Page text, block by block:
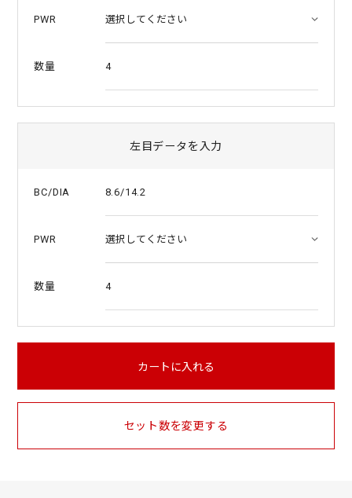
PWR
数量 4
左目データを入力
BC/DIA 8.6/14.2
PWR
数量 4
カートに入れる
セット数を変更する